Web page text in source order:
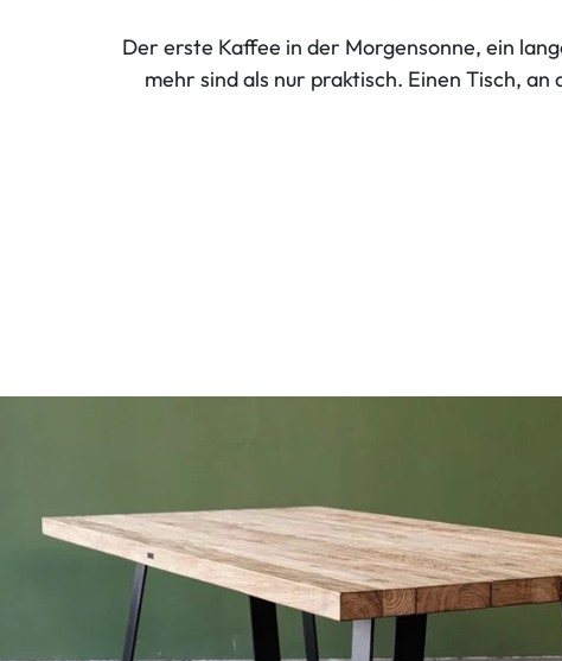
Der erste Kaffee in der Morgensonne, ein
mehr sind als nur praktisch. Einen Tisch,